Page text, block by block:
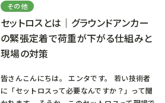
その他
セットロスとは｜グラウンドアンカー
の緊張定着で荷重が下がる仕組みと
現場の対策
皆さんこんにちは。 エンタです。 若い技術者
に「セットロスって必要なんですか？」って聞